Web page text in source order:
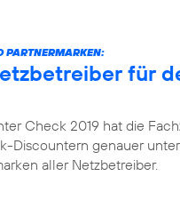
PARTNERMARKEN:
für
Check 2019 hat die
Discountern genauer
aller Netzbetreiber.